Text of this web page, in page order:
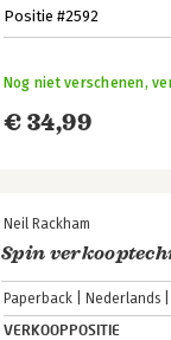
Positie #2592
€ 34,99
Nog niet verschenen,
Neil Rackham
Spin
Paperback Nederlands
VERKOOPPOSITIE